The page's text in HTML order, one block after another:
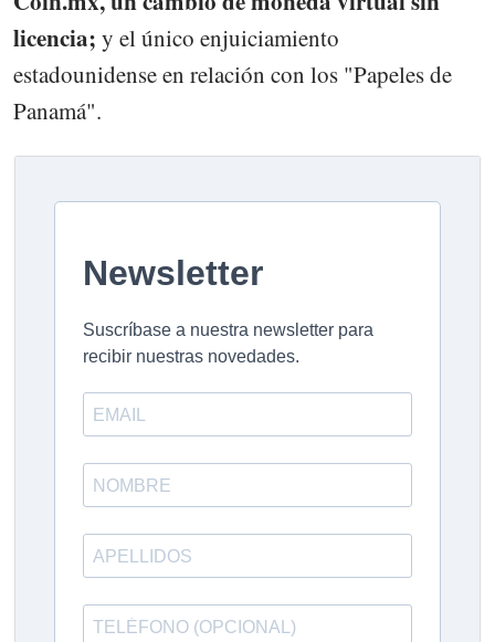
licencia; y el único enjuiciamiento
estadounidense en relación con los "Papeles de
Panamá".